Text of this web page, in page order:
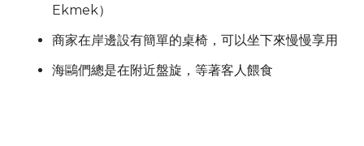
Ekmek）
商家在岸邊設有簡單的桌椅，可以坐下來慢慢享用
海鷗們總是在附近盤旋，等著客人餵食